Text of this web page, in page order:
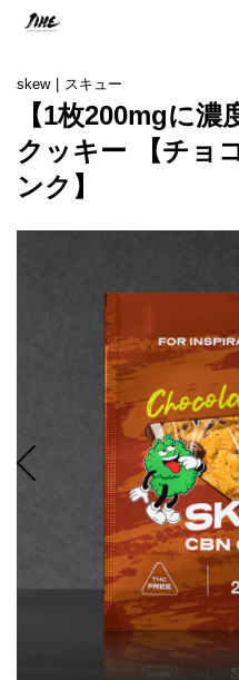
skew | スキュー
【1枚200mgに濃
クッキー 【チョ
ンク】